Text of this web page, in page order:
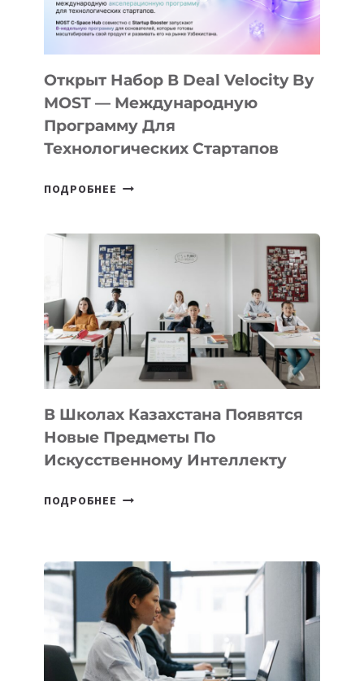
ДАЛ
30
ПОДРОСТКАМ
БИЛЕТ
В
ПРЕДПРИНИМАТЕЛЬСТВО
Открыт Набор В Deal Velocity By
MOST — Международную
Программу Для
Технологических Стартапов
ПОДРОБНЕЕ ОТКРЫТ
DEAL
VELOCITY
BY
MOST
—
МЕЖДУНАРОДНУЮ
ПРОГРАММУ
ДЛЯ
ТЕХНОЛОГИЧЕСКИХ
В Школах Казахстана Появятся
Новые Предметы По
Искусственному Интеллекту
ПОДРОБНЕЕ
НОВЫЕ
ПРЕДМЕТЫ
ПО
ИСКУССТВЕННОМУ
ИНТЕЛЛЕКТУ